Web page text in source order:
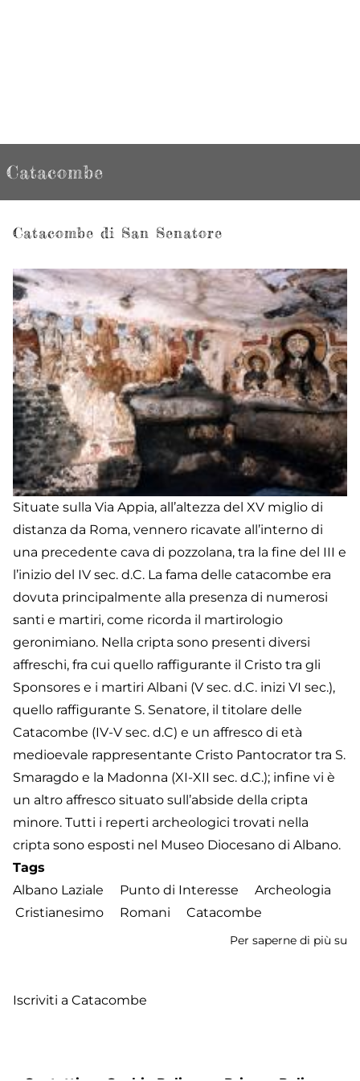
Catacombe
Catacombe di San Senatore
Situate sulla Via Appia, all’altezza del XV miglio di
distanza da Roma, vennero ricavate all’interno di
una precedente cava di pozzolana, tra la fine del III e
l’inizio del IV sec. d.C. La fama delle catacombe era
dovuta principalmente alla presenza di numerosi
santi e martiri, come ricorda il martirologio
geronimiano. Nella cripta sono presenti diversi
affreschi, fra cui quello raffigurante il Cristo tra gli
Sponsores e i martiri Albani (V sec. d.C. inizi VI sec.),
quello raffigurante S. Senatore, il titolare delle
Catacombe (IV-V sec. d.C) e un affresco di età
medioevale rappresentante Cristo Pantocrator tra S.
Smaragdo e la Madonna (XI-XII sec. d.C.); infine vi è
un altro affresco situato sull’abside della cripta
minore. Tutti i reperti archeologici trovati nella
cripta sono esposti nel Museo Diocesano di Albano.
Tags
Albano Laziale
Punto di Interesse
Archeologia
Cristianesimo
Romani Catacombe
Per saperne di più su
Iscriviti a Catacombe